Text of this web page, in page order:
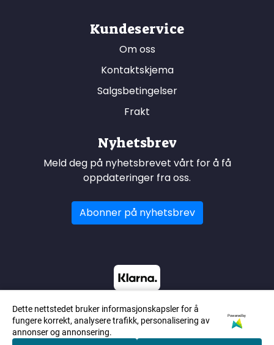
Kundeservice
Om oss
Kontaktskjema
Salgsbetingelser
Frakt
Nyhetsbrev
Meld deg på nyhetsbrevet vårt for å få
oppdateringer fra oss.
Abonner på nyhetsbrev
Dette nettstedet bruker informasjonskapsler for å
fungere korrekt, analysere trafikk, personalisering av
annonser og annonsering.
Powered by